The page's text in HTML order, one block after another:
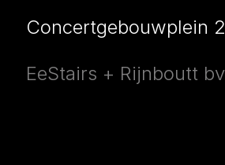
Concertgebouwplein
EeStairs + Rijnboutt